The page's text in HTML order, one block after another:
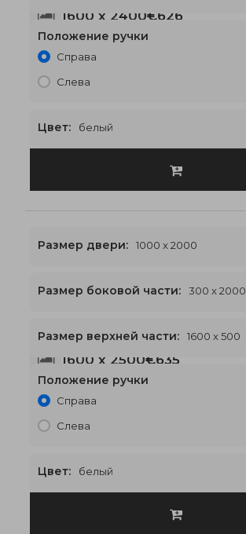
1600 x 2400€626
Положение ручки
Справа
Слева
Цвет: белый
1600 x 2500€635
Размер двери: 1000 x 2000
Размер боковой части: 300 x 2000
Размер верхней части: 1600 x 500
Положение ручки
Справа
Слева
Цвет: белый